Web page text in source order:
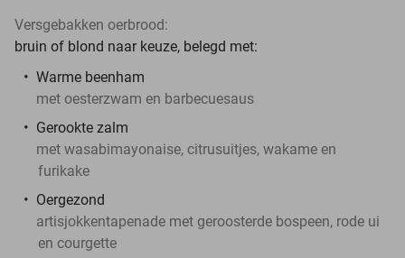
Versgebakken oerbrood:
bruin of blond naar keuze, belegd met:
Warme beenham
met oesterzwam en barbecuesaus
Gerookte zalm
met wasabimayonaise, citrusuitjes, wakame en
furikake
Oergezond
artisjokkentapenade met geroosterde bospeen, rode ui
en courgette